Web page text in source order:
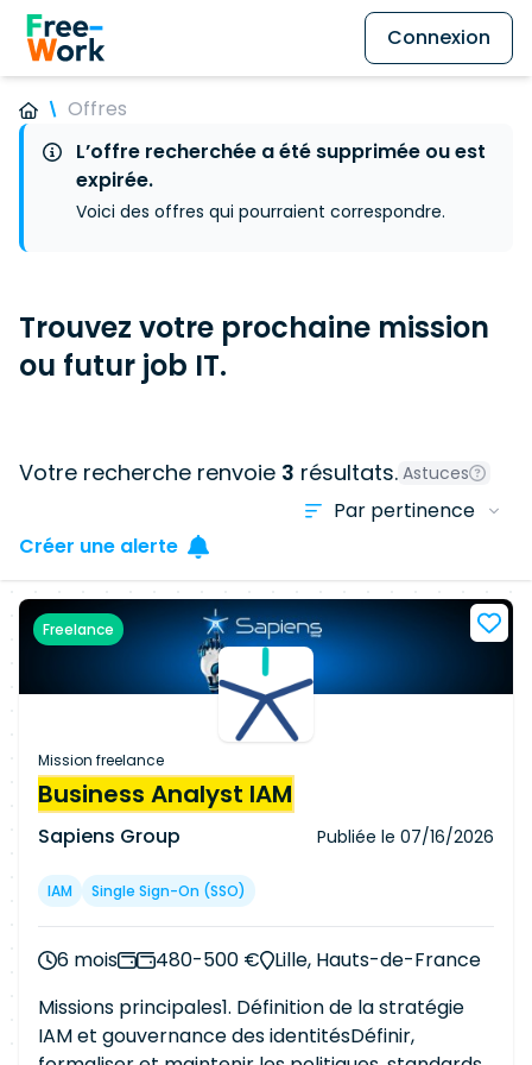
Connexion
Offres
L’offre recherchée a été supprimée ou est
expirée.
Voici des offres qui pourraient correspondre.
Trouvez votre prochaine mission
ou futur job IT.
Votre recherche renvoie 3 résultats. Astuces
Créer une alerte
Freelance
Mission freelance
Business Analyst IAM
Sapiens Group Publiée le 07/16/2026
IAM Single Sign-On (SSO)
6 mois 480-500 €
Lille, Hauts-de-France
Missions principales1. Définition de la stratégie
IAM et gouvernance des identitésDéfinir,